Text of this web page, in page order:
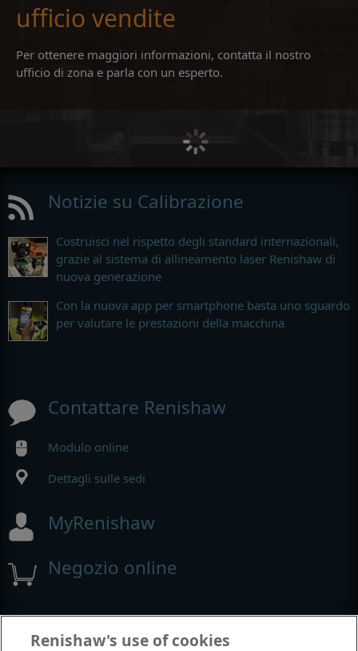
ufficio vendite
Per ottenere maggiori informazioni, contatta il nostro
ufficio di zona e parla con un esperto.
Notizie su Calibrazione
Costruisci nel rispetto degli standard internazionali,
grazie al sistema di allineamento laser Renishaw di
nuova generazione
Con la nuova app per smartphone basta uno sguardo
per valutare le prestazioni della macchina
Contattare Renishaw
Modulo online
Dettagli sulle sedi
MyRenishaw
Negozio online
Fiere e conferenze
Renishaw's use of cookies